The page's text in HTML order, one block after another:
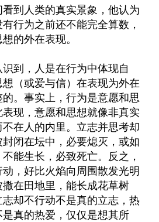
到人类的真实景象，他认为
行为之前还不能完全算数，
的外在表现。
到，人是在行为中体现自
（或爱与信）在表现为外在
。事实上，行为是意愿和思
现，意愿和思想就像非真实
在人的内里。立志并思考却
闭在坛中，必要熄灭，或如
能生长，必致死亡。反之，
，好比火焰向周围散发光明
在田地里，能长成花草树
却不行动不是真的立志，热
真的热爱，仅仅是想其所